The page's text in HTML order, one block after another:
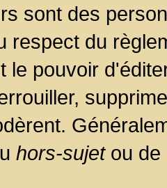
sont des
respect du
le pouvoir
hors-sujetou de